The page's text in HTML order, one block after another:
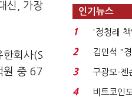
신, 가장
회사(S
원 중 67
인기뉴스
1
'정청래
는 추가투
2
김민석 "
청래 "반
3
구광모-젠
로봇·AI
4
비트코인